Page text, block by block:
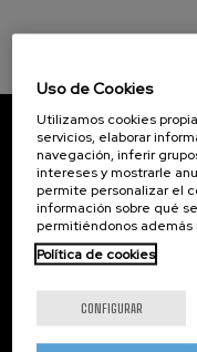
CIC nanoGUNE
Tolosa Hiribidea, 76
E-20018 Donostia / San
+34 9... Ver teléfono·
Subscribe to our
nanoGUNE
Investigación
Uso de Cookies
Utilizamos cookies
servicios, elaborar
navegación, inferir
intereses y mostrarle
permite personalizar el
información sobre qué
permitiéndonos además
Política de cookies
CONFIGURAR